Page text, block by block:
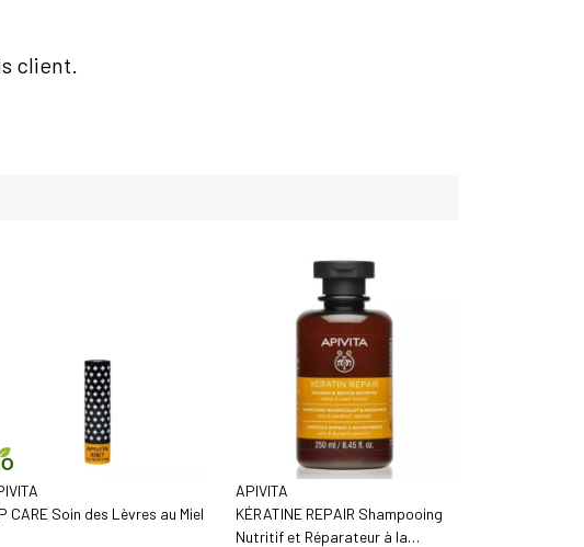
client.
CARE Soin des Lèvres au Miel
APIVITA
KÉRATINE REPAIR Shampooing
Nutritif et Réparateur à la